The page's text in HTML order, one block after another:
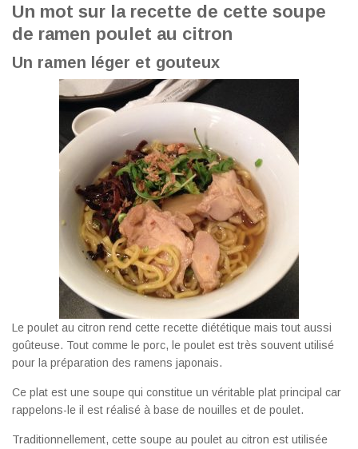
Un mot sur la recette de cette soupe
de ramen poulet au citron
Un ramen léger et gouteux
Le poulet au citron rend cette recette diététique mais tout aussi
goûteuse. Tout comme le porc, le poulet est très souvent utilisé
pour la préparation des ramens japonais.
Ce plat est une soupe qui constitue un véritable plat principal car
rappelons-le il est réalisé à base de nouilles et de poulet.
Traditionnellement, cette soupe au poulet au citron est utilisée